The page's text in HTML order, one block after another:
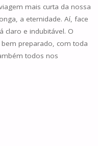
mais curta da nossa
a eternidade. Aí, face
claro e indubitável. O
preparado, com toda
todos nos